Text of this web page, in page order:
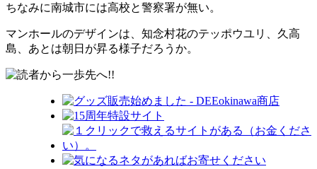
ちなみに南城市には高校と警察署が無い。
マンホールのデザインは、知念村花のテッポウユリ、久高
島、あとは朝日が昇る様子だろうか。